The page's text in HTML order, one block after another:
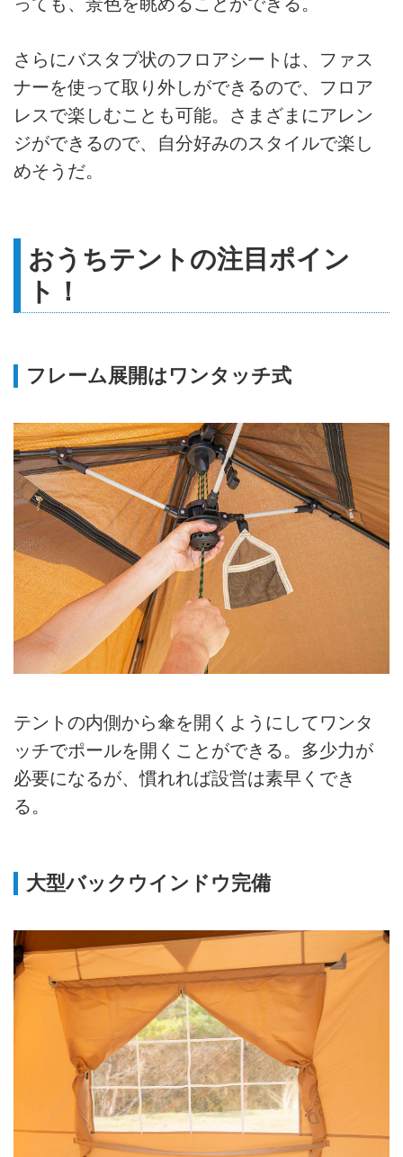
さらにバスタブ状のフロアシートは、ファス
ナーを使って取り外しができるので、フロア
レスで楽しむことも可能。さまざまにアレン
ジができるので、自分好みのスタイルで楽し
めそうだ。
おうちテントの注目ポイン
ト！
フレーム展開はワンタッチ式
テントの内側から傘を開くようにしてワンタ
ッチでポールを開くことができる。多少力が
必要になるが、慣れれば設営は素早くでき
る。
大型バックウインドウ完備